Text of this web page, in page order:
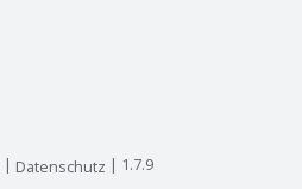
Datenschutz 1.7.9